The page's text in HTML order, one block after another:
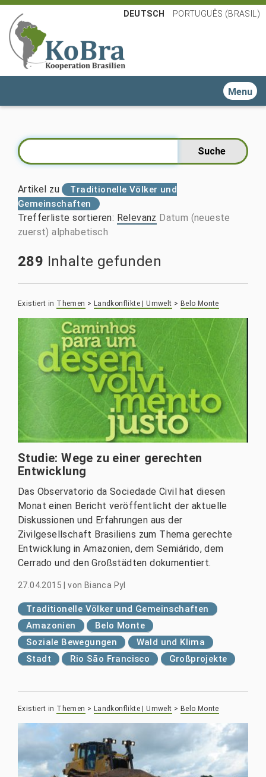
DEUTSCH PORTUGUÊS (BRASIL)
Toggle
Artikel zu
Traditionelle Völker und
Gemeinschaften
Trefferliste sortieren: Relevanz Datum (neueste
zuerst) alphabetisch
289 Inhalte gefunden
Existiert in Themen > Landkonflikte | Umwelt > Belo Monte
Studie: Wege zu einer gerechten
Entwicklung
Das Observatorio da Sociedade Civil hat diesen
Monat einen Bericht veröffentlicht der aktuelle
Diskussionen und Erfahrungen aus der
Zivilgesellschaft Brasiliens zum Thema gerechte
Entwicklung in Amazonien, dem Semiárido, dem
Cerrado und den Großstädten dokumentiert.
27.04.2015|von Bianca Pyl
Traditionelle Völker und Gemeinschaften
Amazonien
Belo Monte
Soziale Bewegungen
Wald und Klima
Stadt
Rio São Francisco Großprojekte
Existiert in Themen > Landkonflikte | Umwelt > Belo Monte